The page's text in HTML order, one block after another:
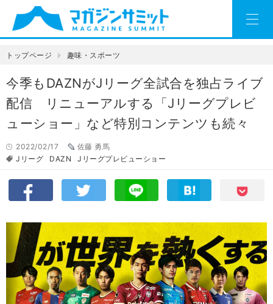
トップページ 趣味・スポーツ
今季もDAZNがJリーグ全試合を独占ライブ
配信 リニューアルする「Jリーグプレビ
ューショー」など特別コンテンツも続々
2022/02/17
佐藤 勇馬
Jリーグ
DAZN Jリーグプレビューショー